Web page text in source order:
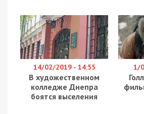
и достиг показателя свыше 16
Зеленский считает, что
удерживать курс гривны
Сколько денег украинки
косметику